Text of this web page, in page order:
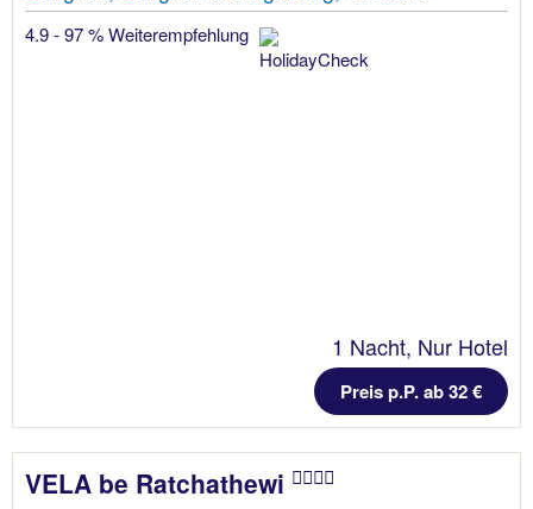
4.9 - 97 % Weiterempfehlung
1 Nacht, Nur Hotel
Preis p.P. ab 32 €
VELA be Ratchathewi